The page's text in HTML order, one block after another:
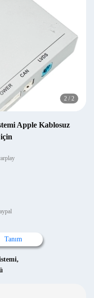
2 / 2
Apple Kablosuz
Tanım
,